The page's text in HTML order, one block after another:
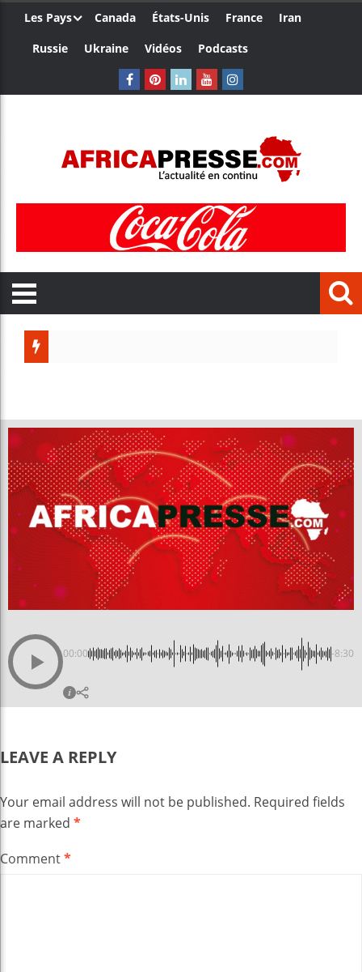
Les Pays Canada États-Unis France
Iran
Russie
Ukraine Vidéos Podcasts
00:00 -8:30
LEAVE A REPLY
Your email address will not be published. Required fields
are marked *
Comment*